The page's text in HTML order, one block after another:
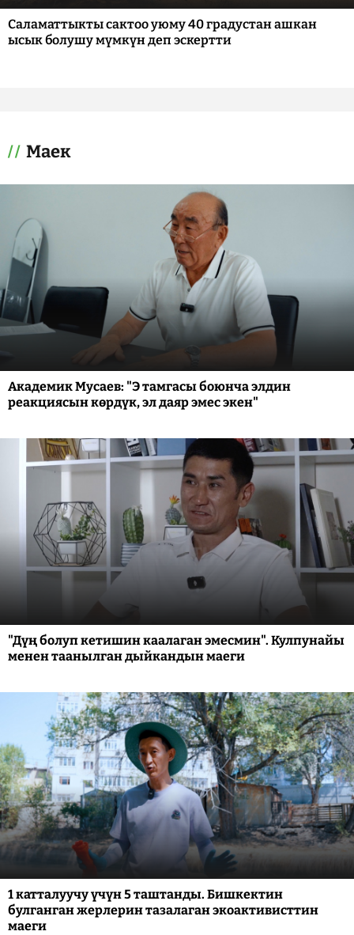
Саламаттыкты сактоо уюму 40 градустан ашкан
ысык болушу мүмкүн деп эскертти
Маек
Академик Мусаев: "Э тамгасы боюнча элдин
реакциясын көрдүк, эл даяр эмес экен"
"Дүң болуп кетишин каалаган эмесмин". Кулпунайы
менен таанылган дыйкандын маеги
1 катталуучу үчүн 5 таштанды. Бишкектин
булганган жерлерин тазалаган экоактивисттин
маеги